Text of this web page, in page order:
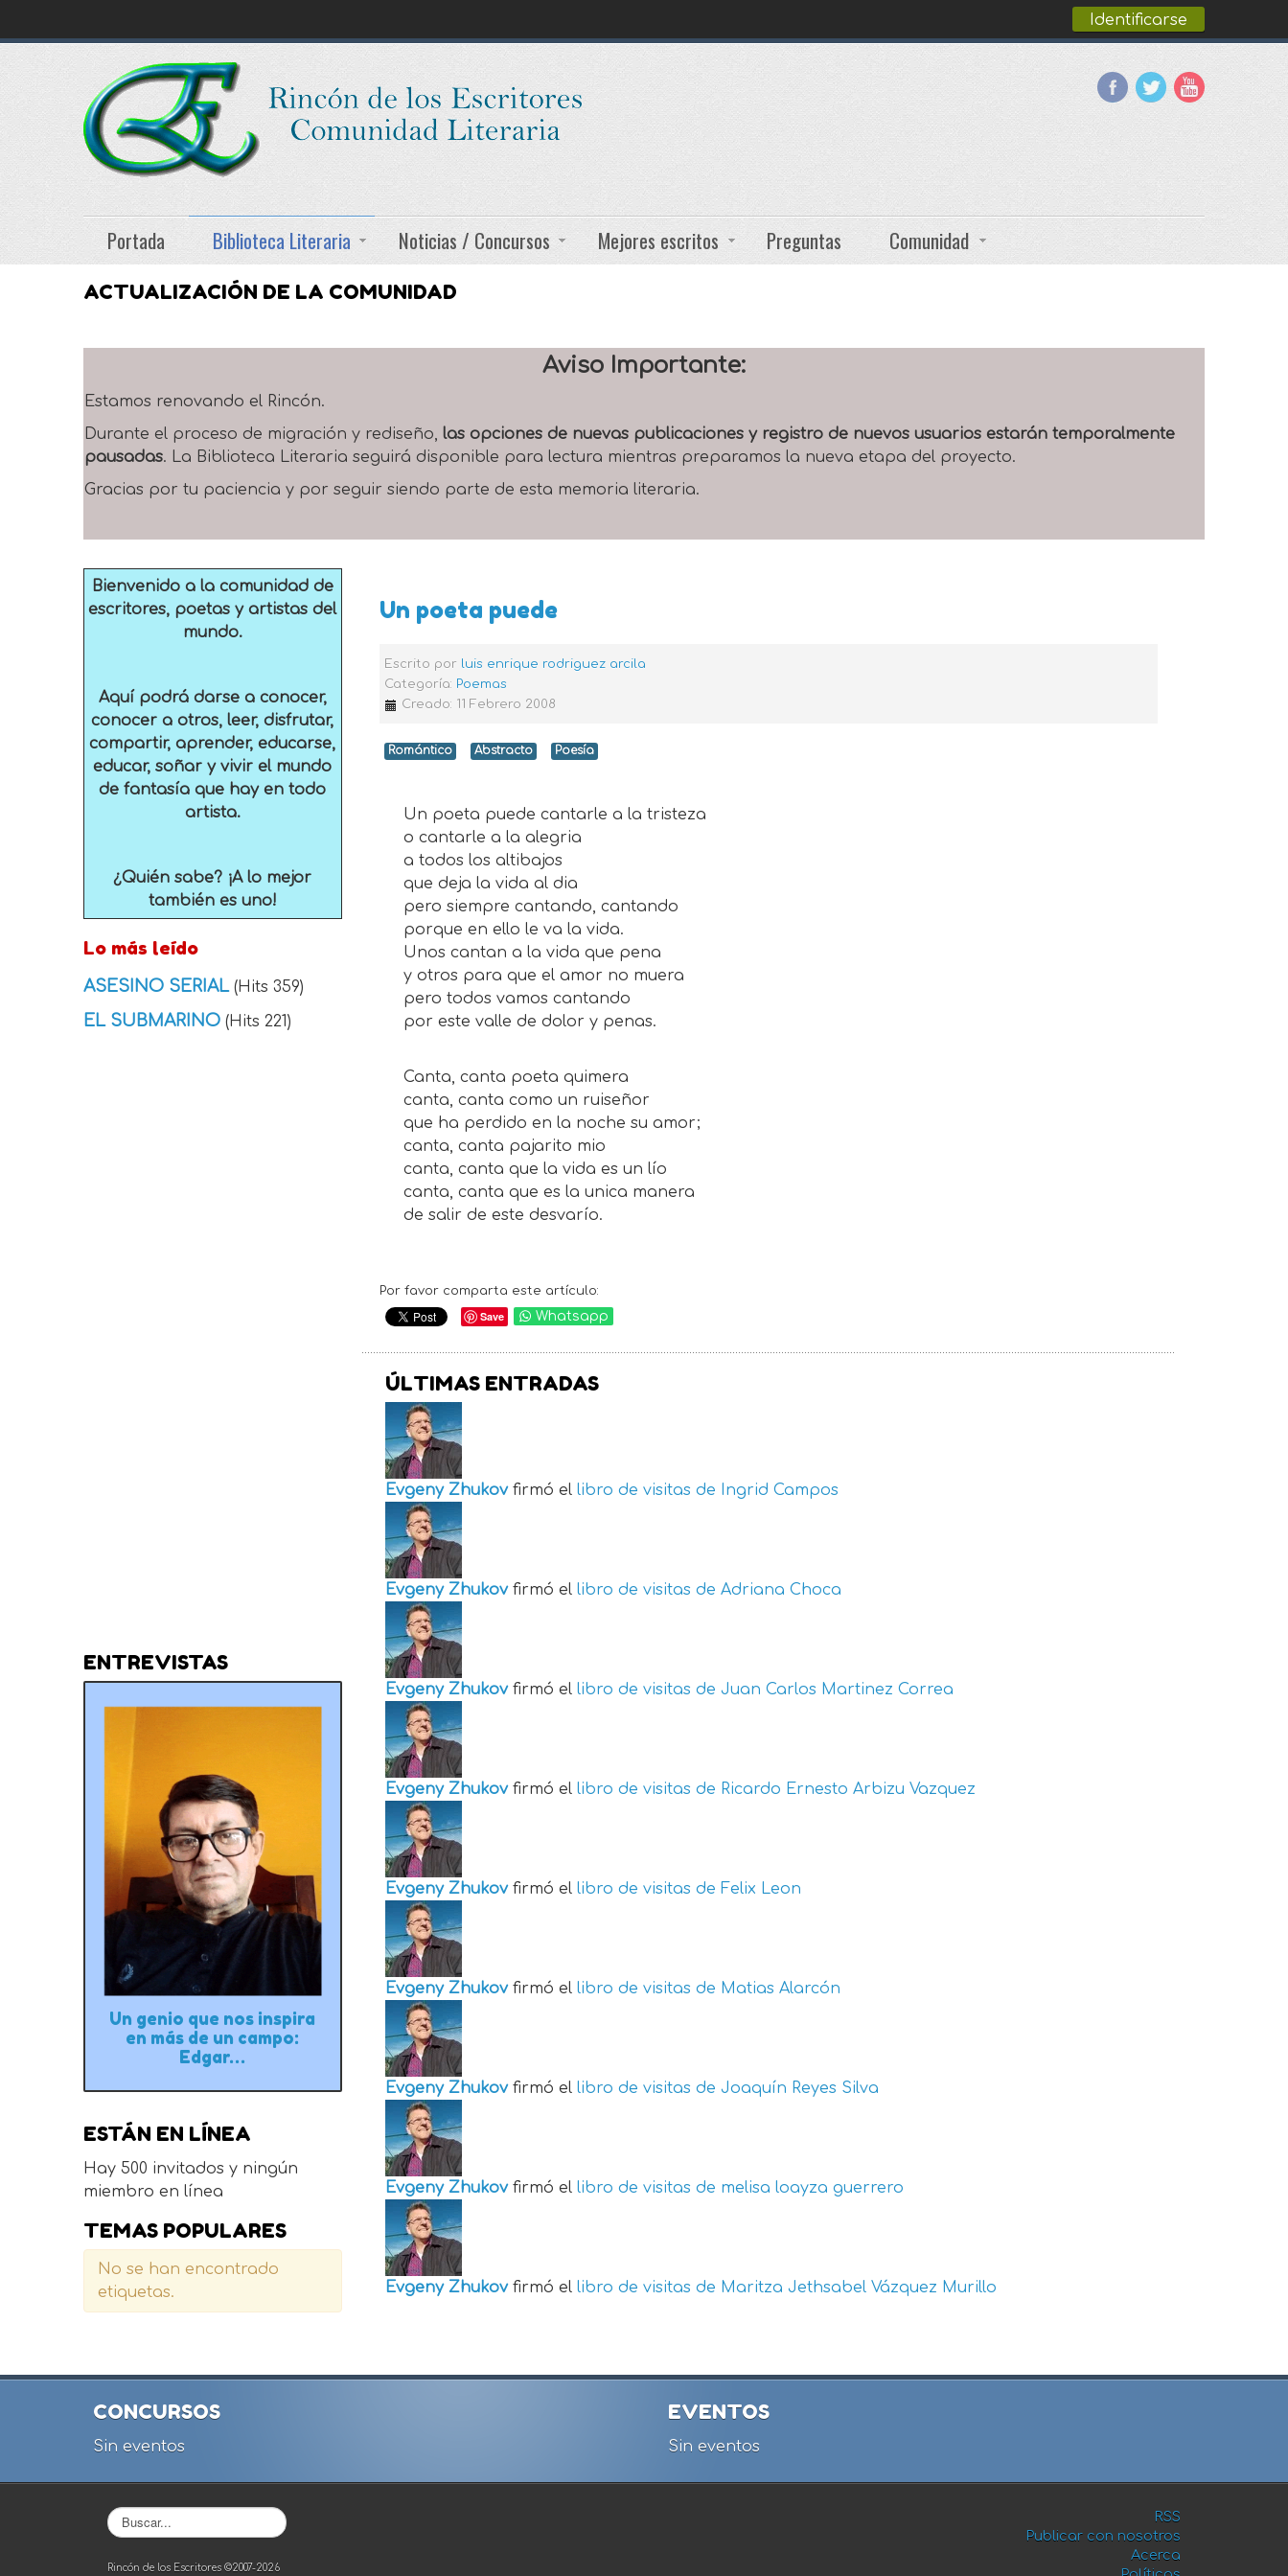
Identificarse
Portada Biblioteca Literaria Noticias / Concursos Mejores escritos Preguntas Comunidad
ACTUALIZACIÓN DE LA COMUNIDAD
Aviso Importante:
Estamos renovando el Rincón.
Durante el proceso de migración y rediseño, las opciones de nuevas publicaciones y registro de nuevos usuarios estarán temporalmente
pausadas. La Biblioteca Literaria seguirá disponible para lectura mientras preparamos la nueva etapa del proyecto.
Gracias por tu paciencia y por seguir siendo parte de esta memoria literaria.
Un poeta puede
Escrito por luis enrique rodriguez arcila
Categoría: Poemas
Creado: 11 Febrero 2008
Romántico Abstracto Poesía
Un poeta puede cantarle a la tristeza
o cantarle a la alegria
a todos los altibajos
que deja la vida al dia
pero siempre cantando, cantando
porque en ello le va la vida.
Unos cantan a la vida que pena
y otros para que el amor no muera
pero todos vamos cantando
por este valle de dolor y penas.
Canta, canta poeta quimera
canta, canta como un ruiseñor
que ha perdido en la noche su amor;
canta, canta pajarito mio
canta, canta que la vida es un lío
canta, canta que es la unica manera
de salir de este desvarío.
Por favor comparta este artículo:
Save Whatsapp
ÚLTIMAS ENTRADAS
Evgeny Zhukov firmó el libro de visitas de Ingrid Campos
Evgeny Zhukov firmó el libro de visitas de Adriana Choca
Evgeny Zhukov firmó el libro de visitas de Juan Carlos Martinez Correa
Evgeny Zhukov firmó el libro de visitas de Ricardo Ernesto Arbizu Vazquez
Evgeny Zhukov firmó el libro de visitas de Felix Leon
Evgeny Zhukov firmó el libro de visitas de Matias Alarcón
Evgeny Zhukov firmó el libro de visitas de Joaquín Reyes Silva
Evgeny Zhukov firmó el libro de visitas de melisa loayza guerrero
Evgeny Zhukov firmó el libro de visitas de Maritza Jethsabel Vázquez Murillo
Bienvenido a la comunidad de
escritores, poetas y artistas del
mundo.
Aquí podrá darse a conocer,
conocer a otros, leer, disfrutar,
compartir, aprender, educarse,
educar, soñar y vivir el mundo
de fantasía que hay en todo
artista.
¿Quién sabe? ¡A lo mejor
también es uno!
Lo más leído
ASESINO SERIAL (Hits 359)
EL SUBMARINO (Hits 221)
ENTREVISTAS
Un genio que nos inspira
en más de un campo:
Edgar…
ESTÁN EN LÍNEA
Hay 500 invitados y ningún
miembro en línea
TEMAS POPULARES
No se han encontrado
etiquetas.
CONCURSOS
Sin eventos
EVENTOS
Sin eventos
Buscar...
Rincón de los Escritores ©2007-2026
RSS
Publicar con nosotros
Acerca